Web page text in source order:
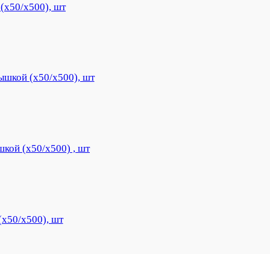
х500), шт
(х50/х500), шт
(х50/х500) , шт
х500), шт